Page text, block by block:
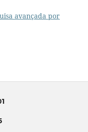
avançada por